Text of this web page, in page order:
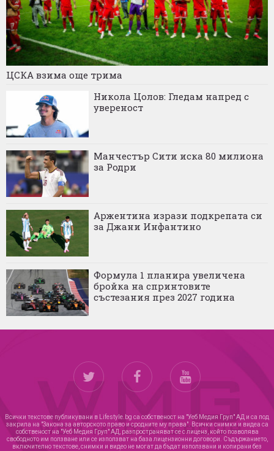
ЦСКА взима още трима
Никола Цолов: Гледам напред с
увереност
Манчестър Сити иска 80 милиона
за Родри
Аржентина изрази подкрепата си
за Джани Инфантино
Формула 1 планира увеличена
бройка на спринтовите
състезания през 2027 година
Всички текстове публикувани в Lifestyle.bg са собственост на "Уеб Медия Груп" АД и са под
закрила на "Закона за авторското право и сродните му права". Всички снимки и видеа са
собственост на "Уеб Медия Груп" АД, разпространяват се с лиценз, който позволява
свободното им ползване или се използват на база лицензионни договори. Съдържанието,
включително текстове, снимки и видео не могат да бъдат използвани и копирани без